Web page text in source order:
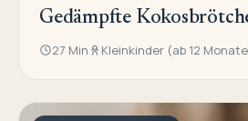
Gedämpfte
27 Min Kleinkinder (ab 12